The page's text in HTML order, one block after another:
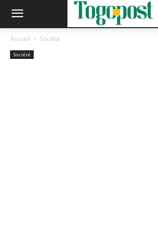
Accueil Société
Société